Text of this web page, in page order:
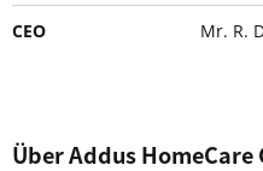
CEO Mr. R.
Über Addus HomeCare